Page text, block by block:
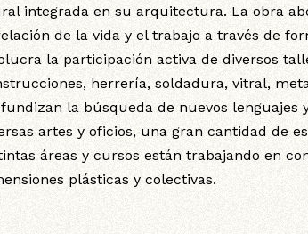
integrada en su arquitectura. La obra
de la vida y el trabajo a través de
la participación activa de diversos
herrería, soldadura, vitral,
la búsqueda de nuevos lenguajes
artes y oficios, una gran cantidad de
áreas y cursos están trabajando en
plásticas y colectivas.